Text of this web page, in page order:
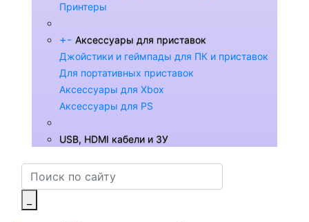
Принтеры
+- Аксессуары для приставок
Джойстики и геймпады для ПК и приставок
Для портативных приставок
Аксессуары для Xbox
Аксессуары для PS
USB, HDMI кабели и ЗУ